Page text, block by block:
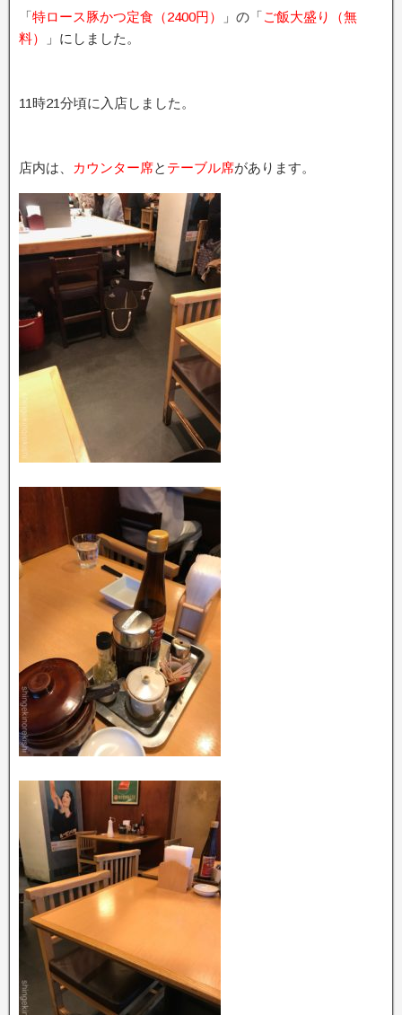
「特ロース豚かつ定食（2400円） 」の「ご飯大盛り（無
料）
」にしました。
11時21分頃に入店しました。
店内は、 カウンター席と テーブル席があります。